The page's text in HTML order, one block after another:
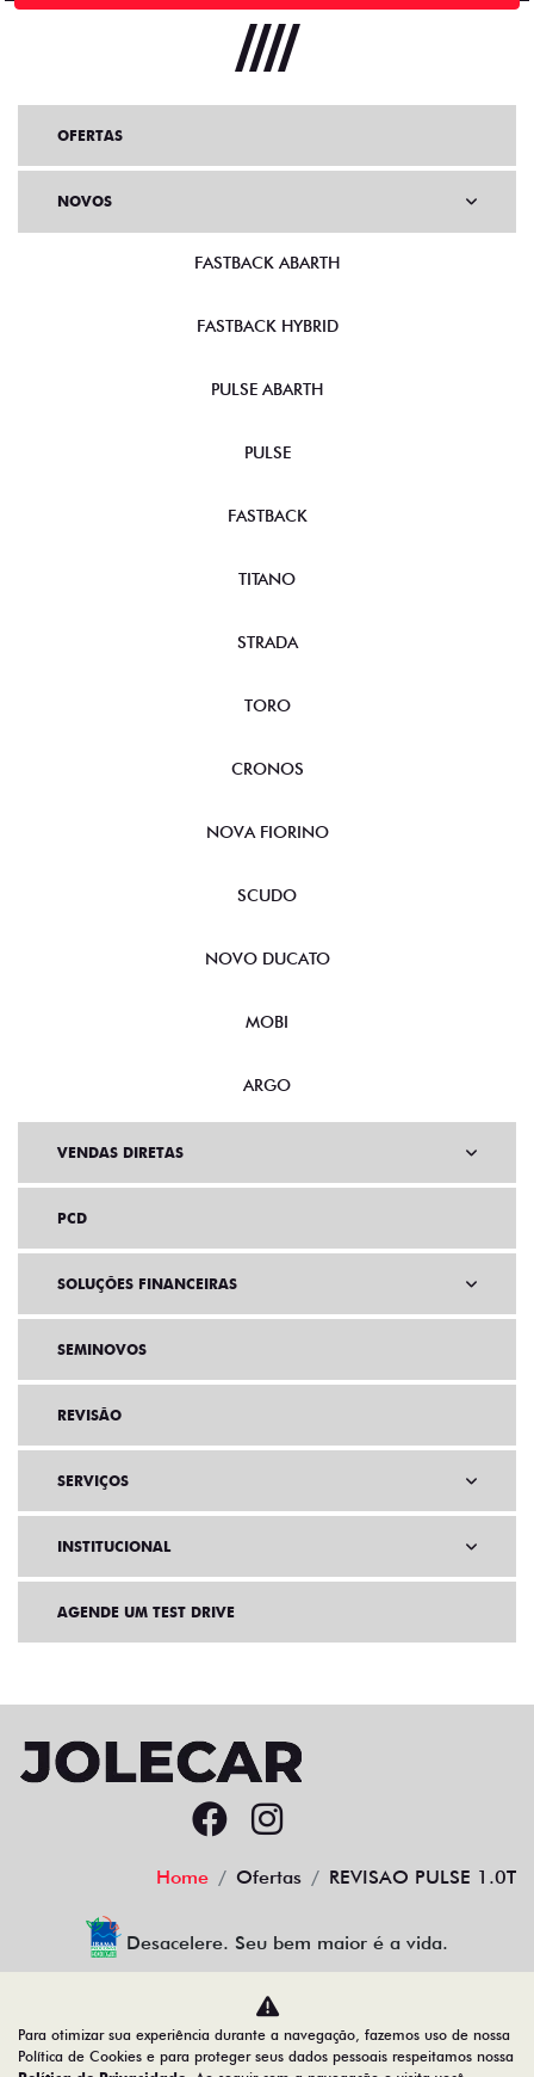
OFERTAS
NOVOS
FASTBACK ABARTH
FASTBACK HYBRID
PULSE ABARTH
PULSE
FASTBACK
TITANO
STRADA
TORO
CRONOS
NOVA FIORINO
SCUDO
NOVO DUCATO
MOBI
ARGO
VENDAS DIRETAS
PCD
SOLUÇÕES FINANCEIRAS
SEMINOVOS
REVISÃO
SERVIÇOS
INSTITUCIONAL
AGENDE UM TEST DRIVE
Home Ofertas REVISAO PULSE 1.0T
Desacelere. Seu bem maior é a vida.
AZZURRA VEICULOS LTDA
Para otimizar sua experiência durante a navegação, fazemos uso de nossa
Política de Cookies e para proteger seus dados pessoais respeitamos nossa